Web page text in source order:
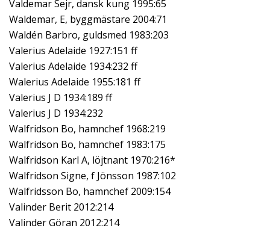
Valdemar Sejr, dansk kung 1995:65
Waldemar, E, byggmästare 2004:71
Waldén Barbro, guldsmed 1983:203
Valerius Adelaide 1927:151 ff
Valerius Adelaide 1934:232 ff
Walerius Adelaide 1955:181 ff
Valerius J D 1934:189 ff
Valerius J D 1934:232
Walfridson Bo, hamnchef 1968:219
Walfridson Bo, hamnchef 1983:175
Walfridson Karl A, löjtnant 1970:216*
Walfridson Signe, f Jönsson 1987:102
Walfridsson Bo, hamnchef 2009:154
Valinder Berit 2012:214
Valinder Göran 2012:214